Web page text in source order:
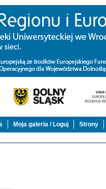
Moja galeria / Loguj Strony